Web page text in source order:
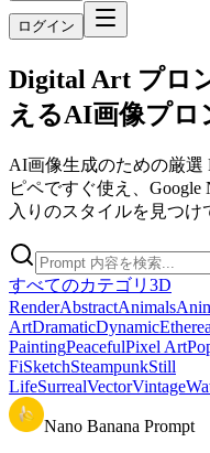
ログイン
Digital Art プロ
えるAI画像プロ
AI画像生成のための厳選
ピペですぐ使え、Google
入りのスタイルを見つけ
すべてのカテゴリ 3D
RenderAbstractAnimals
ArtDramaticDynamic
PaintingPeacefulPixel Art
FiSketchSteampunkStill
LifeSurrealVectorVintage
Nano Banana Prompt